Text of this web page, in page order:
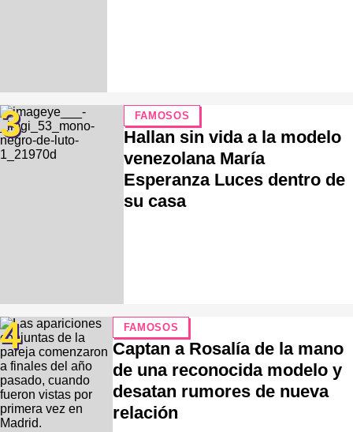
3 FAMOSOS
Hallan sin vida a la modelo
venezolana María
Esperanza Luces dentro de
su casa
4 FAMOSOS
Captan a Rosalía de la mano
de una reconocida modelo y
desatan rumores de nueva
relación